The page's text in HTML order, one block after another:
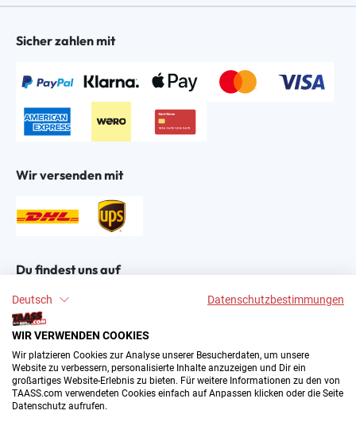
Deutsch Datenschutzbestimmungen
WIR VERWENDEN COOKIES
Wir platzieren Cookies zur Analyse unserer Besucherdaten, um unsere
Website zu verbessern, personalisierte Inhalte anzuzeigen und Dir ein
großartiges Website-Erlebnis zu bieten. Für weitere Informationen zu den von
TAASS.com verwendeten Cookies einfach auf Anpassen klicken oder die Seite
Datenschutz aufrufen.
Sicher zahlen mit
Wir versenden mit
Du findest uns auf
2004–∞ © by The All American Sports Store GmbH
(TAASS®). Dein Online Shop für amerikanische Sport-